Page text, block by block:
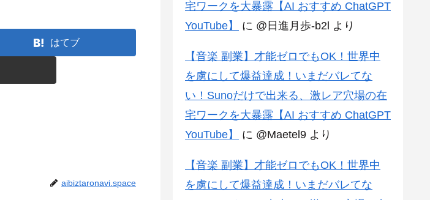
はてブ
aibiztaronavi.space
宅ワークを大暴露【AI おすすめ ChatGPT
YouTube】
に @日進月歩-b2l より
【音楽 副業】才能ゼロでもOK！世界中
を虜にして爆益達成！いまだバレてな
い！Sunoだけで出来る、激レア穴場の在
宅ワークを大暴露【AI おすすめ ChatGPT
YouTube】
に @Maetel9 より
【音楽 副業】才能ゼロでもOK！世界中
を虜にして爆益達成！いまだバレてな